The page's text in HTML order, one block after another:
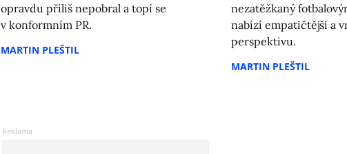
opravdu příliš nepobral a topí se
v konformním PR.
MARTIN PLEŠTIL
nezatěžkaný
nabízí empatičtější a
perspektivu.
MARTIN PLEŠTIL